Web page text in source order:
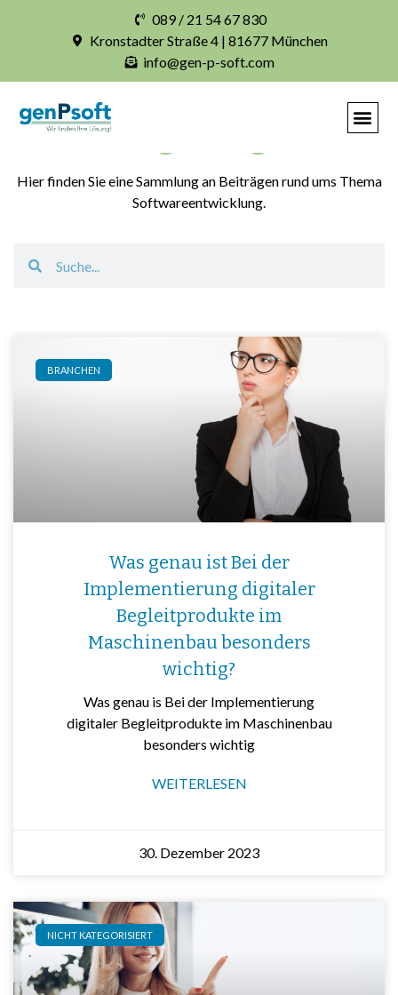
089 / 21 54 67 830
Kronstadter Straße 4 | 81677 München
info@gen-p-soft.com
Hier finden Sie eine Sammlung an Beiträgen rund ums Thema
Softwareentwicklung.
BRANCHEN
Was genau ist Bei der
Implementierung digitaler
Begleitprodukte im
Maschinenbau besonders
wichtig?
Was genau is Bei der Implementierung
digitaler Begleitprodukte im Maschinenbau
besonders wichtig
WEITERLESEN
30. Dezember 2023
NICHT KATEGORISIERT